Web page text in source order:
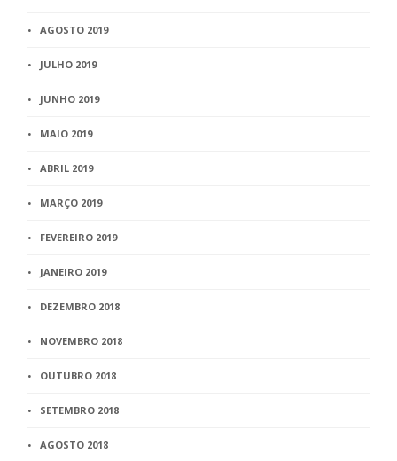
AGOSTO 2019
JULHO 2019
JUNHO 2019
MAIO 2019
ABRIL 2019
MARÇO 2019
FEVEREIRO 2019
JANEIRO 2019
DEZEMBRO 2018
NOVEMBRO 2018
OUTUBRO 2018
SETEMBRO 2018
AGOSTO 2018